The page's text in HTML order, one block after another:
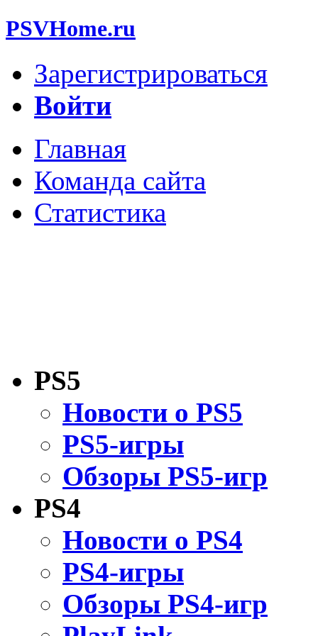
PSVHome.ru
Зарегистрироваться
Войти
Главная
Команда сайта
Статистика
PS5
Новости о PS5
PS5-игры
Обзоры PS5-игр
PS4
Новости о PS4
PS4-игры
Обзоры PS4-игр